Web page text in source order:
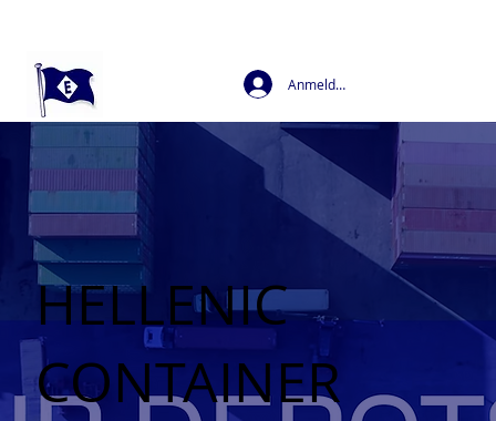
Anmelden
HELLENIC
CONTAINER